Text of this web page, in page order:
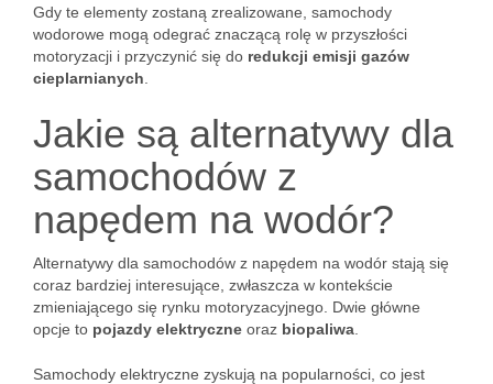
Gdy te elementy zostaną zrealizowane, samochody
wodorowe mogą odegrać znaczącą rolę w przyszłości
motoryzacji i przyczynić się do redukcji emisji gazów
cieplarnianych
Jakie są alternatywy dla
samochodów z
napędem na wodór?
Alternatywy dla samochodów z napędem na wodór stają się
coraz bardziej interesujące, zwłaszcza w kontekście
zmieniającego się rynku motoryzacyjnego. Dwie główne
opcje to pojazdy elektryczne oraz biopaliwa
Samochody elektryczne zyskują na popularności, co jest